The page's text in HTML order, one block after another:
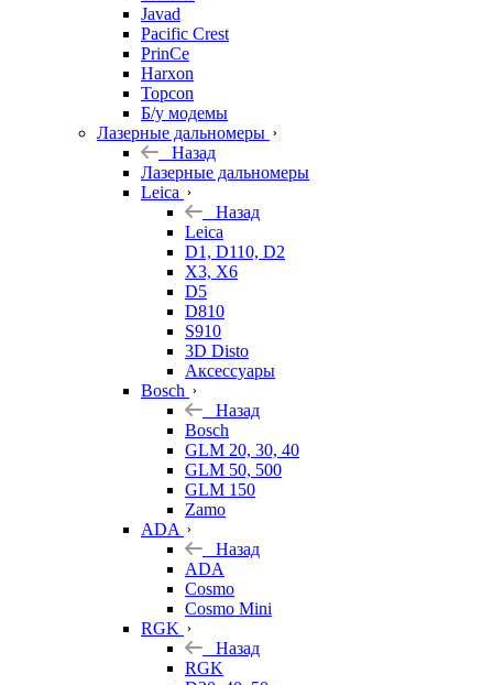
Javad
Pacific Crest
PrinCe
Harxon
Topcon
Б/у модемы
Лазерные дальномеры
Назад
Лазерные дальномеры
Leica
Назад
Leica
D1, D110, D2
X3, X6
D5
D810
S910
3D Disto
Аксессуары
Bosch
Назад
Bosch
GLM 20, 30, 40
GLM 50, 500
GLM 150
Zamo
ADA
Назад
ADA
Cosmo
Cosmo Mini
RGK
Назад
RGK